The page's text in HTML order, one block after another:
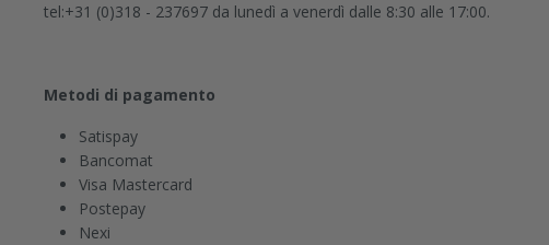
tel:+31 (0)318 - 237697 da lunedì a venerdì dalle 8:30 alle 17:00.
Metodi di pagamento
Satispay
Bancomat
Visa Mastercard
Postepay
Nexi